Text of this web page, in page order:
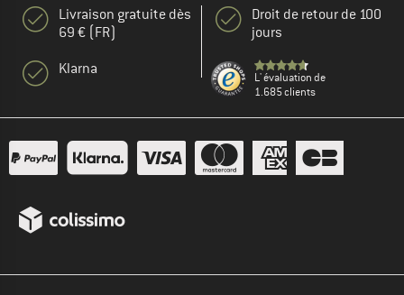
Livraison gratuite dès
69 € (FR)
Klarna
Droit de retour de 100
jours
L' évaluation de
1.685 clients